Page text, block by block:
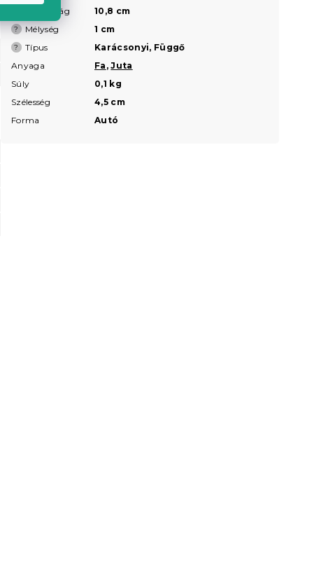
Hosszúság 10,8 cm
? Mélység 1 cm
? Típus
Karácsonyi, Függő
Anyaga
Fa ,Juta
Súly
0,1 kg
Szélesség
4,5 cm
Forma
Autó